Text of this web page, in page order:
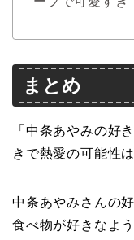
まとめ
「中条あやみの好
きで熱愛の可能性
中条あやみさんの
食べ物が好きなよう